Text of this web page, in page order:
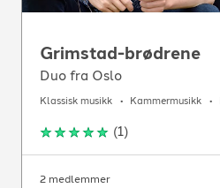
Grimstad-brødrene
Duo fra Oslo
Klassisk musikk Kammermusikk
(1)
2 medlemmer